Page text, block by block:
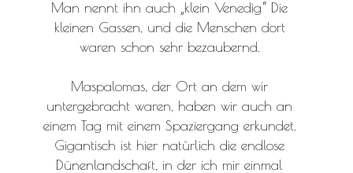
Man nennt ihn auch „klein Venedig“ Die
kleinen Gassen, und die Menschen dort
waren schon sehr bezaubernd.
Maspalomas, der Ort an dem wir
untergebracht waren, haben wir auch an
einem Tag mit einem Spaziergang erkundet.
Gigantisch ist hier natürlich die endlose
Dünenlandschaft, in der ich mir einmal